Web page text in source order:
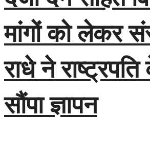
मांगों को लेकर
राधे ने
सौंपा ज्ञापन